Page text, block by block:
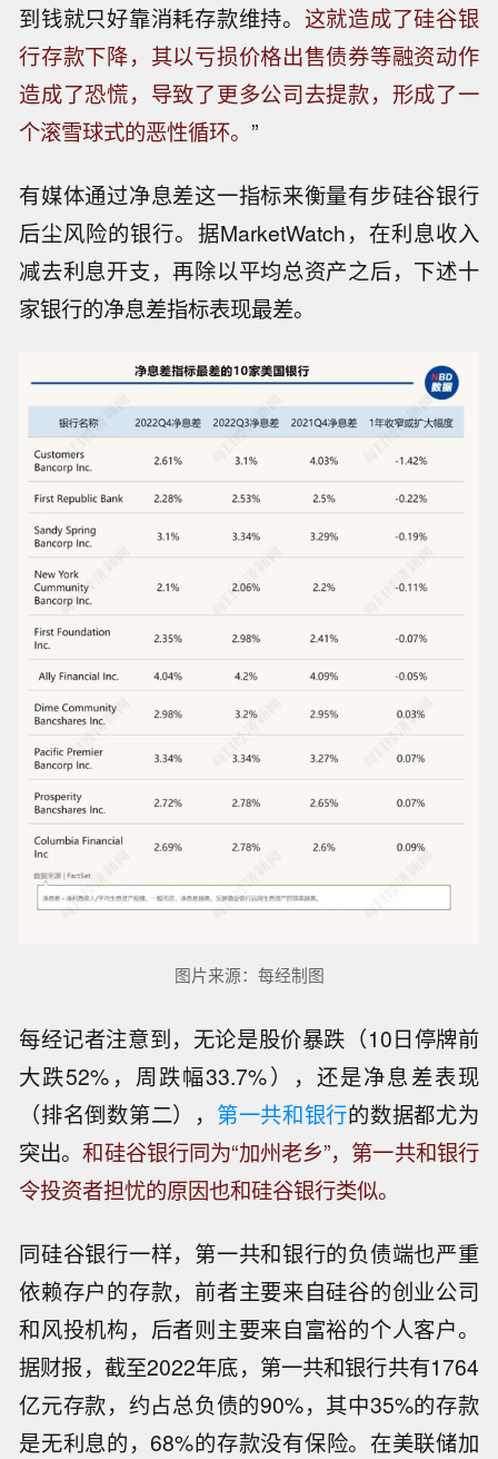
到钱就只好靠消耗存款维持。 这就造成了硅谷银
行存款下降，其以亏损价格出售债券等融资动作
造成了恐慌，导致了更多公司去提款，形成了一
个滚雪球式的恶性循环。 ”
有媒体通过净息差这一指标来衡量有步硅谷银行
后尘风险的银行。据MarketWatch，在利息收入
减去利息开支，再除以平均总资产之后，下述十
家银行的净息差指标表现最差。
图片来源：每经制图
每经记者注意到，无论是股价暴跌（10日停牌前
大跌52%，周跌幅33.7%），还是净息差表现
（排名倒数第二）， 第一共和银行的数据都尤为
突出。和硅谷银行同为“加州老乡”，第一共和银行
令投资者担忧的原因也和硅谷银行类似。
同硅谷银行一样，第一共和银行的负债端也严重
依赖存户的存款，前者主要来自硅谷的创业公司
和风投机构，后者则主要来自富裕的个人客户。
据财报，截至2022年底，第一共和银行共有1764
亿元存款，约占总负债的90%，其中35%的存款
是无利息的，68%的存款没有保险。在美联储加